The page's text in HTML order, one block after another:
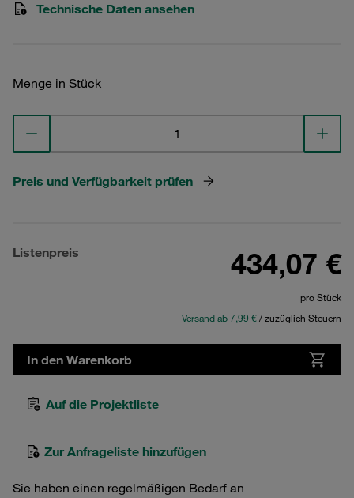
Technische Daten ansehen
Menge in Stück
Preis und Verfügbarkeit prüfen
Listenpreis 434,07 €
pro Stück
Versand ab 7,99 €/ zuzüglich Steuern
In den Warenkorb
Auf die Projektliste
Zur Anfrageliste hinzufügen
Sie haben einen regelmäßigen Bedarf an